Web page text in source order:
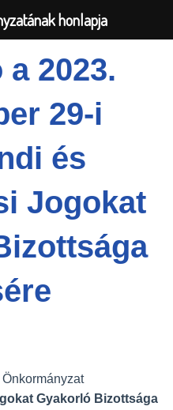
2023.
29-i
és
Jogokat
Gyakorló Bizottsága
honlapja